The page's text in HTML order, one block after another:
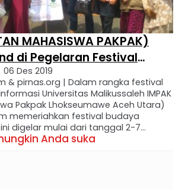
MAHASISWA PAKPAK)
di Pegelaran Festival
Informasi Unimal.
06 Des 2019
& pirnas.org | Dalam rangka festival
Universitas Malikussaleh IMPAK
Pakpak Lhokseumawe Aceh Utara)
memeriahkan festival budaya
digelar mulai dari tanggal 2-7
di Desa Blang Pulo
Satu Kota Lhokseumawe Provinsi
Anda suka